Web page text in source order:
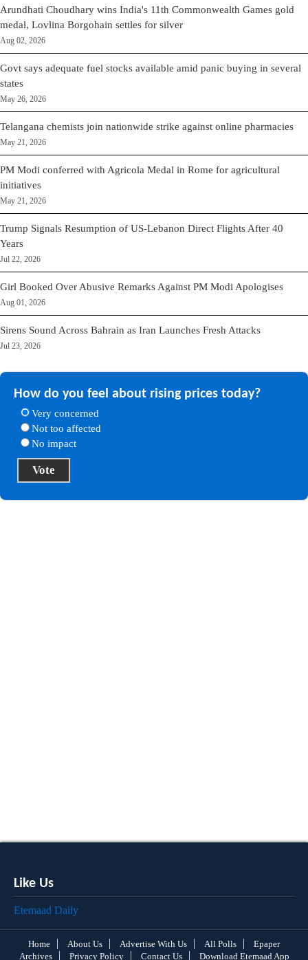
Arundhati Choudhary wins India's 11th Commonwealth Games gold
medal, Lovlina Borgohain settles for silver
Aug 02, 2026
Govt says adequate fuel stocks available amid panic buying in several
states
May 26, 2026
Telangana chemists join nationwide strike against online pharmacies
May 21, 2026
PM Modi conferred with Agricola Medal in Rome for agricultural
initiatives
May 21, 2026
Trump Signals Resumption of US-Lebanon Direct Flights After 40
Years
Jul 22, 2026
Girl Booked Over Abusive Remarks Against PM Modi Apologises
Aug 01, 2026
Sirens Sound Across Bahrain as Iran Launches Fresh Attacks
Jul 23, 2026
How do you feel about rising prices today?
Very concerned
Not too affected
No impact
Like Us
Etemaad Daily
Home About Us Advertise With Us All Polls
Epaper
Archives
Privacy Policy Contact Us Download Etemaad App